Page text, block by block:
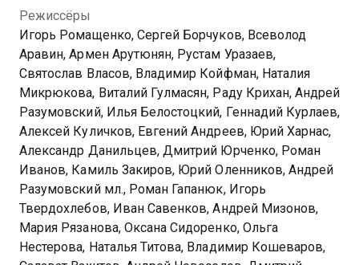
минифильмах сотрудники ФЭС расследуют
сложные дела, выводя виновных на чистую воду.
Посмотреть онлайн 1 сезон сериала След вы
можете совершенно бесплатно в хорошем HD
качестве на Казахтелеком
Режиссёры
Игорь Ромащенко, Сергей Борчуков, Всеволод
Аравин, Армен Арутюнян, Рустам Уразаев,
Святослав Власов, Владимир Койфман, Наталия
Микрюкова, Виталий Гулмасян, Раду Крихан, Андрей
Разумовский, Илья Белостоцкий, Геннадий Курлаев,
Алексей Куличков, Евгений Андреев, Юрий Харнас,
Александр Данильцев, Дмитрий Юрченко, Роман
Иванов, Камиль Закиров, Юрий Оленников, Андрей
Разумовский мл., Роман Гапанюк, Игорь
Твердохлебов, Иван Савенков, Андрей Мизонов,
Мария Рязанова, Оксана Сидоренко, Ольга
Нестерова, Наталья Титова, Владимир Кошеваров,